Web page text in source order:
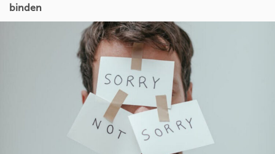
binden